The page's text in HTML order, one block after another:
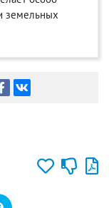
земельных